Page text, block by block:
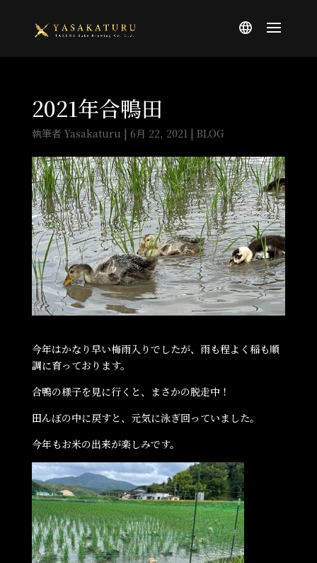
2021年合鴨田
執筆者 Yasakaturu | 6月 22, 2021| BLOG
今年はかなり早い梅雨入りでしたが、雨も程よく稲も順
調に育っております。
合鴨の様子を見に行くと、まさかの脱走中！
田んぼの中に戻すと、元気に泳ぎ回っていました。
今年もお米の出来が楽しみです。